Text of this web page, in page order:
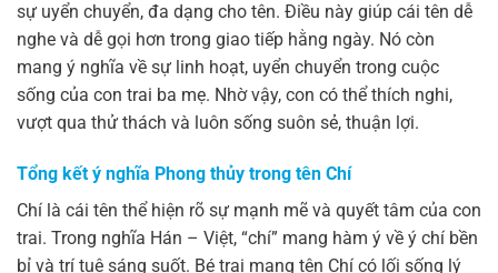
sự uyển chuyển, đa dạng cho tên. Điều này giúp cái tên dễ
nghe và dễ gọi hơn trong giao tiếp hằng ngày. Nó còn
mang ý nghĩa về sự linh hoạt, uyển chuyển trong cuộc
sống của con trai ba mẹ. Nhờ vậy, con có thể thích nghi,
vượt qua thử thách và luôn sống suôn sẻ, thuận lợi.
Tổng kết ý nghĩa Phong thủy trong tên Chí
Chí là cái tên thể hiện rõ sự mạnh mẽ và quyết tâm của con
trai. Trong nghĩa Hán – Việt, “chí” mang hàm ý về ý chí bền
bỉ và trí tuệ sáng suốt. Bé trai mang tên Chí có lối sống lý